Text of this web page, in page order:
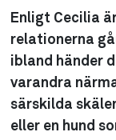
Enligt Cecilia
relationerna
ibland händer
varandra
särskilda
eller en hund